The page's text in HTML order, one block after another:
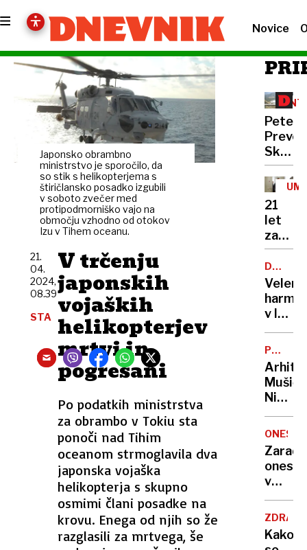
Novice
Japonsko obrambno
ministrstvo je sporočilo, da
so stik s helikopterjema s
štiričlansko posadko izgubili
v soboto zvečer med
protipodmorniško vajo na
območju vzhodno od otokov
Izu v Tihem oceanu.
V trčenju
japonskih
vojaških
helikopterjev
mrtvi in
pogrešani
Po podatkih ministrstva
za obrambo v Tokiu sta
ponoči nad Tihim
oceanom strmoglavila dva
japonska vojaška
helikopterja s skupno
osmimi člani posadke na
krovu. Enega od njih so že
razglasili za mrtvega, še
21.
04.
2024,
08.39
STA
Peter
Prevc:
policaji
niso
dela
21
let
Bančni
s
pasom
zadavil
v lov
na
nov
rekord
CENTER
Mušič:
Nikoli
nisem
da je
to v
moji
sploh
Zaradi
v
delu
voda
Kako